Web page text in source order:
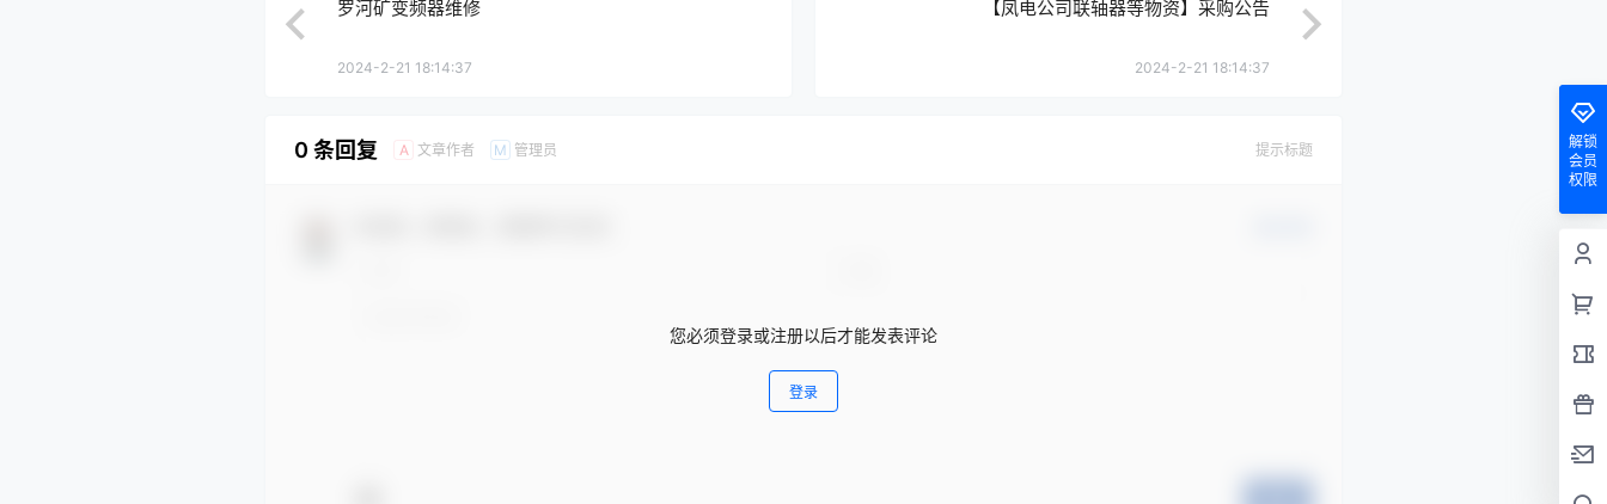
罗河矿变频器维修
2024-2-21 18:14:37
【凤电公司联轴器等物资】采购公告
2024-2-21 18:14:37
0 条回复 A 文章作者 M 管理员 提示标题
您必须登录或注册以后才能发表评论
登录
解锁
会员
权限